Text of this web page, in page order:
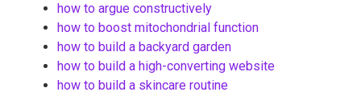
how to argue constructively
how to boost mitochondrial function
how to build a backyard garden
how to build a high-converting website
how to build a skincare routine